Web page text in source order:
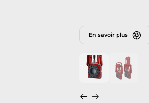
En savoir plus